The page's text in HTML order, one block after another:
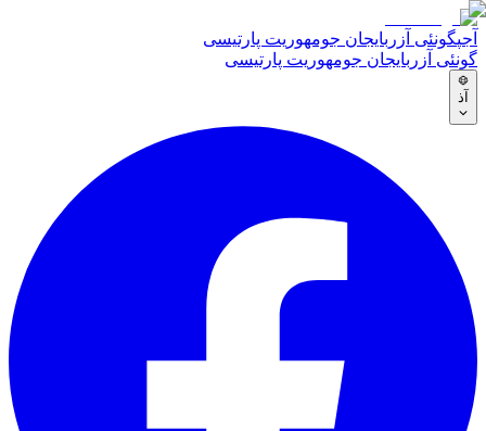
آجپگونئی آزربایجان جومهوریت پارتیسی
گونئی آزربایجان جومهوریت پارتیسی
آذ